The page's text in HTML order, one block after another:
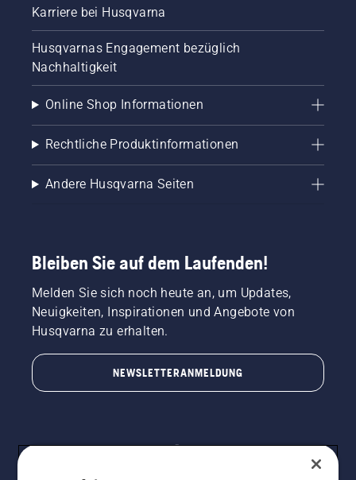
Karriere bei Husqvarna
Husqvarnas Engagement bezüglich
Nachhaltigkeit
Online Shop Informationen
Rechtliche Produktinformationen
Andere Husqvarna Seiten
Bleiben Sie auf dem Laufenden!
Melden Sie sich noch heute an, um Updates,
Neuigkeiten, Inspirationen und Angebote von
Husqvarna zu erhalten.
NEWSLETTERANMELDUNG